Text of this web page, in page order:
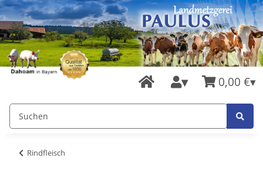
0,00 €
Rindfleisch